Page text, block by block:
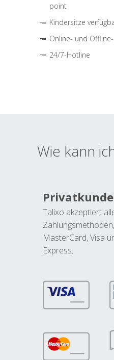
point
Kindersitze
Online- und
24/7-Hotline
Wie kann
Talixo akzeptiert
MasterCard, Visa
Express.